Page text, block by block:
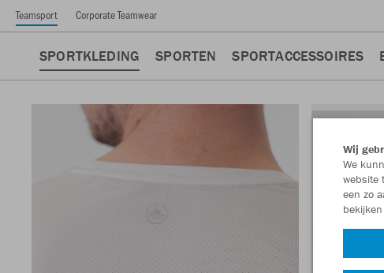
Teamsport Corporate Teamwear
SPORTKLEDING SPORTEN SPORTACCESSOIRES
Wij
We
website
een zo